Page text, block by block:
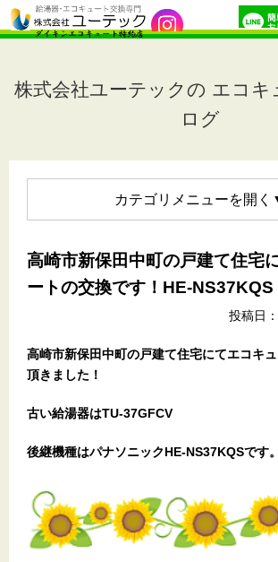
株式会社ユーテックの エコキ
ログ
カテゴリメニュー
高崎市新保田中町の戸建て住宅
ートの交換です！HE-NS37KQS
投稿日
高崎市新保田中町の戸建て住宅にてエコキ
頂きました！
古い給湯器はTU-37GFCV
後継機種はパナソニックHE-NS37KQSです。